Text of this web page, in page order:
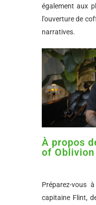
également aux
l’ouverture de
narratives.
À propos
of Oblivion
Préparez-vous
capitaine Flint,